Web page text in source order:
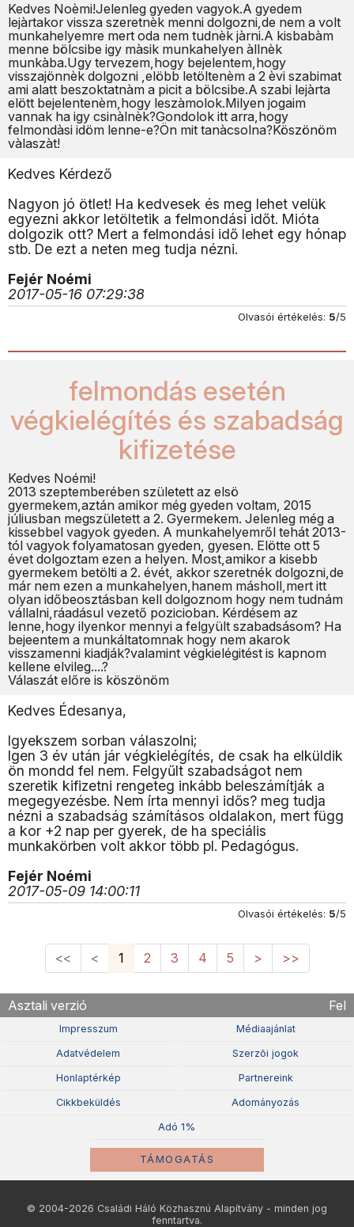
Kedves Noèmi!Jelenleg gyeden vagyok.A gyedem
lejàrtakor vissza szeretnèk menni dolgozni,de nem a volt
munkahelyemre mert oda nem tudnèk jàrni.A kisbabàm
menne bölcsibe igy màsik munkahelyen àllnèk
munkàba.Ugy tervezem,hogy bejelentem,hogy
visszajönnèk dolgozni ,elöbb letöltenèm a 2 èvi szabimat
ami alatt beszoktatnàm a picit a bölcsibe.A szabi lejàrta
elött bejelentenèm,hogy leszàmolok.Milyen jogaim
vannak ha igy csinàlnèk?Gondolok itt arra,hogy
felmondàsi idöm lenne-e?Ön mit tanàcsolna?Köszönöm
vàlaszàt!
Kedves Kérdező
Nagyon jó ötlet! Ha kedvesek és meg lehet velük
egyezni akkor letöltetik a felmondási időt. Mióta
dolgozik ott? Mert a felmondási idő lehet egy hónap
stb. De ezt a neten meg tudja nézni.
Fejér Noémi
2017-05-16 07:29:38
Olvasói értékelés: 5/5
felmondás esetén
végkielégítés és szabadság
kifizetése
Kedves Noémi!
2013 szeptemberében született az elsö
gyermekem,aztán amikor még gyeden voltam, 2015
júliusban megszületett a 2. Gyermekem. Jelenleg még a
kissebbel vagyok gyeden. A munkahelyemről tehát 2013-
tól vagyok folyamatosan gyeden, gyesen. Elötte ott 5
évet dolgoztam ezen a helyen. Most,amikor a kisebb
gyermekem betölti a 2. évét, akkor szeretnék dolgozni,de
már nem ezen a munkahelyen,hanem másholl,mert itt
olyan időbeosztásban kell dolgoznom hogy nem tudnám
vállalni,ráadásul vezető pozicioban. Kérdésem az
lenne,hogy ilyenkor mennyi a felgyült szabadsásom? Ha
bejeentem a munkáltatomnak hogy nem akarok
visszamenni kiadják?valamint végkielégitést is kapnom
kellene elvileg....?
Válaszát előre is köszönöm
Kedves Édesanya,
Igyekszem sorban válaszolni;
Igen 3 év után jár végkielégítés, de csak ha elküldik
ön mondd fel nem. Felgyűlt szabadságot nem
szeretik kifizetni rengeteg inkább beleszámítják a
megegyezésbe. Nem írta mennyi idős? meg tudja
nézni a szabadság számításos oldalakon, mert függ
a kor +2 nap per gyerek, de ha speciális
munkakörben volt akkor több pl. Pedagógus.
Fejér Noémi
2017-05-09 14:00:11
Olvasói értékelés: 5/5
<< < 1 2 3 4 5 > >>
Asztali verzió Fel
Impresszum Médiaajánlat
Adatvédelem Szerzõi jogok
Honlaptérkép Partnereink
Cikkbeküldés Adományozás
Adó 1%
TÁMOGATÁS
© 2004-2026 Családi Háló Közhasznú Alapítvány - minden jog
fenntartva.